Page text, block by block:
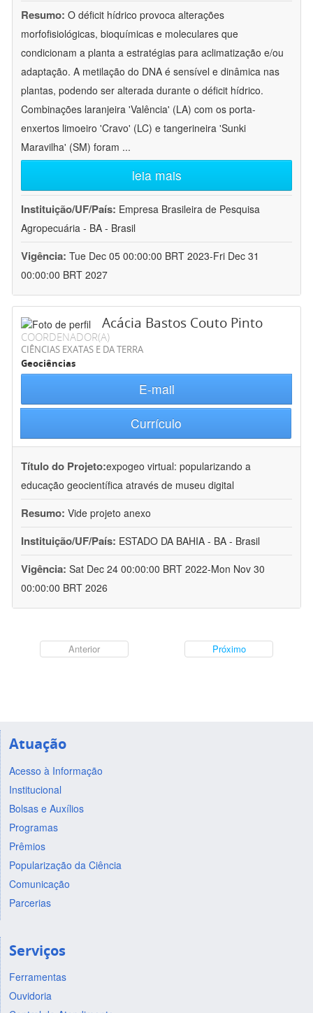
Resumo: O déficit hídrico provoca alterações
morfofisiológicas, bioquímicas e moleculares que
condicionam a planta a estratégias para aclimatização e/ou
adaptação. A metilação do DNA é sensível e dinâmica nas
plantas, podendo ser alterada durante o déficit hídrico.
Combinações laranjeira 'Valência' (LA) com os porta-
enxertos limoeiro 'Cravo' (LC) e tangerineira 'Sunki
Maravilha' (SM) foram ...
leia mais
Instituição/UF/País: Empresa Brasileira de Pesquisa
Agropecuária - BA - Brasil
Vigência: Tue Dec 05 00:00:00 BRT 2023-Fri Dec 31
00:00:00 BRT 2027
Acácia Bastos Couto Pinto
COORDENADOR(A)
CIÊNCIAS EXATAS E DA TERRA
Geociências
E-mail
Currículo
Título do Projeto:expogeo virtual: popularizando a
educação geocientífica através de museu digital
Resumo: Vide projeto anexo
Instituição/UF/País: ESTADO DA BAHIA - BA - Brasil
Vigência: Sat Dec 24 00:00:00 BRT 2022-Mon Nov 30
00:00:00 BRT 2026
Anterior Próximo
Atuação
Acesso à Informação
Institucional
Bolsas e Auxílios
Programas
Prêmios
Popularização da Ciência
Comunicação
Parcerias
Serviços
Ferramentas
Ouvidoria